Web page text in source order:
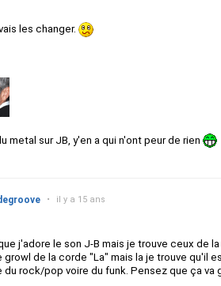
les changer.
metal sur JB, y'en a qui n'ont peur de rien
• il y a 15 ans
j'adore le son J-B mais je trouve ceux de
growl de la corde "La" mais la je trouve qu'il
du rock/pop voire du funk. Pensez que ça va